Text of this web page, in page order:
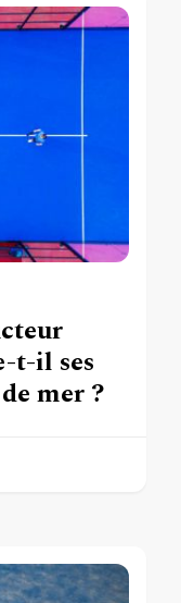
t-il ses
mer ?